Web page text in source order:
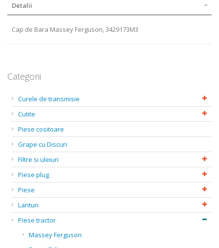
Detalii
Cap de Bara Massey Ferguson, 3429173M3
Categorii
Curele de transmisie
Cutite
Piese cositoare
Grape cu Discuri
Filtre si uleiuri
Piese plug
Piese
Lanturi
Piese tractor
Massey Ferguson